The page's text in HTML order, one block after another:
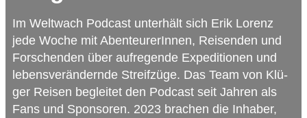
Im Welt­wach Pod­cast unter­hält sich Erik Lorenz
jede Woche mit Aben­teu­re­rIn­nen, Rei­sen­den und
For­schen­den über auf­re­gende Expe­di­tio­nen und
lebens­ver­än­dernde Streif­züge. Das Team von Klü­
ger Rei­sen beglei­tet den Pod­cast seit Jah­ren als
Fans und Spon­so­ren. 2023 bra­chen die Inha­ber,